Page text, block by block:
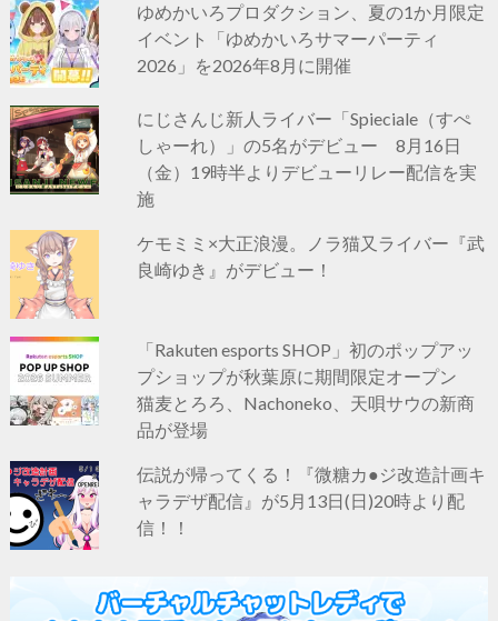
ゆめかいろプロダクション、夏の1か月限定
イベント「ゆめかいろサマーパーティ
2026」を2026年8月に開催
にじさんじ新人ライバー「Spieciale（すぺ
しゃーれ）」の5名がデビュー 8月16日
（金）19時半よりデビューリレー配信を実
施
ケモミミ×大正浪漫。ノラ猫又ライバー『武
良崎ゆき』がデビュー！
「Rakuten esports SHOP」初のポップアッ
プショップが秋葉原に期間限定オープン
猫麦とろろ、Nachoneko、天唄サウの新商
品が登場
伝説が帰ってくる！『微糖カ●ジ改造計画キ
ャラデザ配信』が5月13日(日)20時より配
信！！